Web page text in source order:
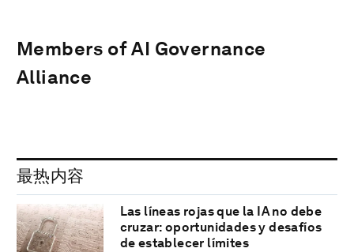
Members of AI Governance
Alliance
最热内容
Las líneas rojas que la IA no debe
cruzar: oportunidades y desafíos
de establecer límites